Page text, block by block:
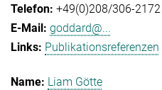
+49(0)208/306-2172
goddard@...
Publikationsreferenzen
Liam Götte